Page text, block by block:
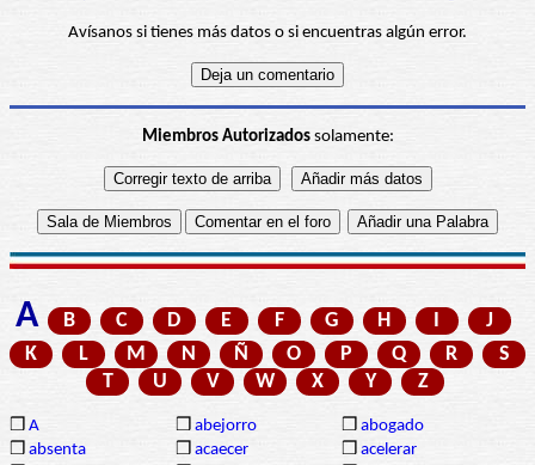
Avísanos si tienes más datos o si encuentras algún error.
Miembros Autorizadossolamente:
A B C D E F G H I
J
K
L M N Ñ O P Q R
S
T
U V W X Y Z
❒ A ❒ abejorro ❒ abogado
❒ absenta ❒ acaecer ❒ acelerar